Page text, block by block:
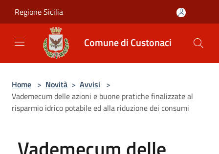
Regione Sicilia
Comune di Custonaci
Home > Novità > Avvisi >
Vademecum delle azioni e buone pratiche finalizzate al
risparmio idrico potabile ed alla riduzione dei consumi